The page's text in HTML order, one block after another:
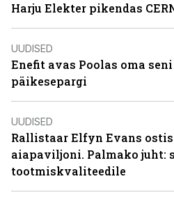
Harju Elekter pikendas
UUDISED
Enefit avas Poolas oma
päikesepargi
UUDISED
Rallistaar Elfyn Evans
aiapaviljoni. Palmako juht:
tootmiskvaliteedile